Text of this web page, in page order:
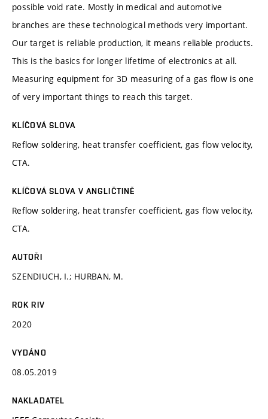
possible void rate. Mostly in medical and automotive
branches are these technological methods very important.
Our target is reliable production, it means reliable products.
This is the basics for longer lifetime of electronics at all.
Measuring equipment for 3D measuring of a gas flow is one
of very important things to reach this target.
KLÍČOVÁ SLOVA
Reflow soldering, heat transfer coefficient, gas flow velocity,
CTA.
KLÍČOVÁ SLOVA V ANGLIČTINĚ
Reflow soldering, heat transfer coefficient, gas flow velocity,
CTA.
AUTOŘI
SZENDIUCH, I.; HURBAN, M.
ROK RIV
2020
VYDÁNO
08.05.2019
NAKLADATEL